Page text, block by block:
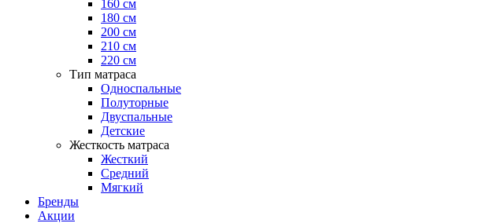
160 см
180 см
200 см
210 см
220 см
Тип матраса
Односпальные
Полуторные
Двуспальные
Детские
Жесткость матраса
Жесткий
Средний
Мягкий
Бренды
Акции